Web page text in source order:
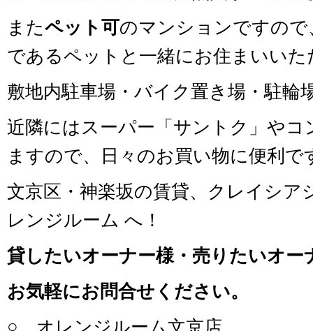
またペット可のマンションですの
であるペットと一緒にお住まいいた
敷地内駐車場・バイク置き場・駐輪
近隣にはスーパー「サントク」や
ますので、日々のお買い物に便利で
文京区・神楽坂の賃貸、クレイシア
レンジルーム へ！
貸したいオーナー様・売りたいオー
お気軽にお問合せください。
○ オレンジルーム文京店